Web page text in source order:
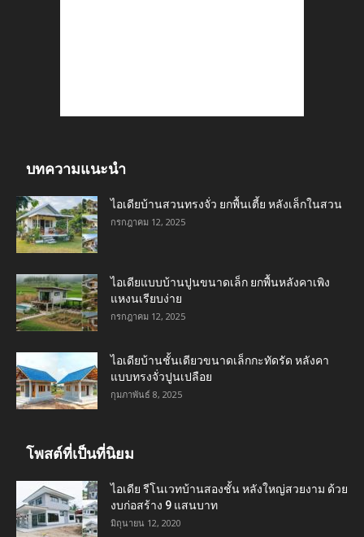
บทความแนะนำ
ไอเดียบ้านสวนทรงจั่ว ยกพื้นเตี้ย หลังเล็กในสวน
กรกฎาคม 12, 2025
ไอเดียแบบบ้านปูนขนาดเล็ก ยกพื้นหลังคาเพิง
แหงนเรียบง่าย
กรกฎาคม 12, 2025
ไอเดียบ้านชั้นเดียวขนาดเล็กกะทัดรัด หลังคา
แบบทรงจั่วปูนเปลือย
กุมภาพันธ์ 8, 2025
โพสต์ที่เป็นที่นิยม
ไอเดีย รีโนเวทบ้านสองชั้น หลังใหญ่สวยงาม ด้วย
งบก่อสร้าง 9 แสนบาท
มิถุนายน 12, 2020